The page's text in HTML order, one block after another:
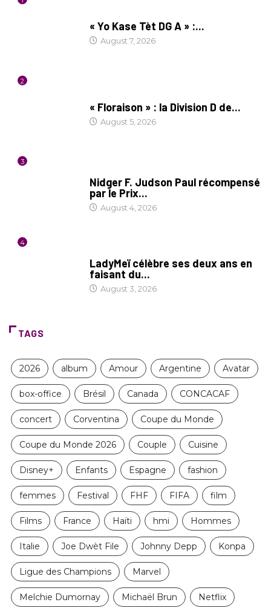
« Yo Kase Tèt DG A » :...
August 7, 2026
2
« Floraison » : la Division D de...
August 5, 2026
3
Nidger F. Judson Paul récompensé
par le Prix...
August 4, 2026
4
LadyMeï célèbre ses deux ans en
faisant du...
August 3, 2026
TAGS
2026 album Amour Argentine Avatar
box-office Brésil Canada CONCACAF
concert Corventina Coupe du Monde
Coupe du Monde 2026 Couple Cuisine
Disney+ Enfants Espagne fashion
femmes Festival FHF FIFA film
Films France Haïti hmi Hommes
Italie Joe Dwèt File Johnny Depp Konpa
Ligue des Champions Marvel
Melchie Dumornay Michaël Brun Netflix